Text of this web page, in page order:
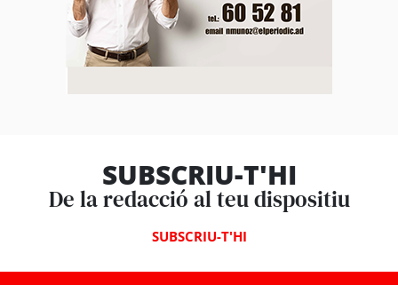
SUBSCRIU-T'HI
De la redacció al teu dispositiu
SUBSCRIU-T'HI